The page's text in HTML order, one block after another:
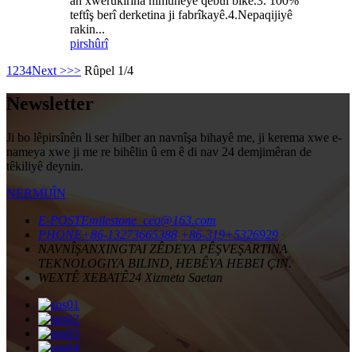
teftîş berî derketina ji fabrîkayê.4.Nepaqijiyê
rakin...
pirshûrî
1 234Next >>> Rûpel 1/4
Newsletter
Ji bo lêpirsînên li ser hilber an navnîşa bihayê me, ji kerema xwe e-
nameya xwe ji me re bihêlin û em ê di nav 24 demjimêran de
têkiliyê deynin.
NERMIJÎN
E-POSTEmilestone_ceo@163.com
PHONE+86-13273665388 +86-319+5326929
NAVNÎŞANXINGTAI ZÊDEYA PÊŞVEŞARTINA
TEKNOLOGIYA BILIND, HEBÊYA HEBEI ÇIN.
WEXTÊ XEBATÊ24 Xizmeta Saetan